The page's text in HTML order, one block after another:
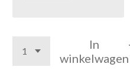
In
winkelwagen